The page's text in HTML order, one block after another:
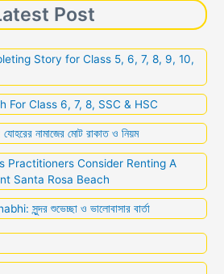
Post
Story for Class 5, 6, 7, 8, 9, 10,
For Class 6, 7, 8, SSC & HSC
নামাজের মোট রাকাত ও নিয়ম
Practitioners Consider Renting A
Santa Rosa Beach
সুন্দর শুভেচ্ছা ও ভালোবাসার বার্তা